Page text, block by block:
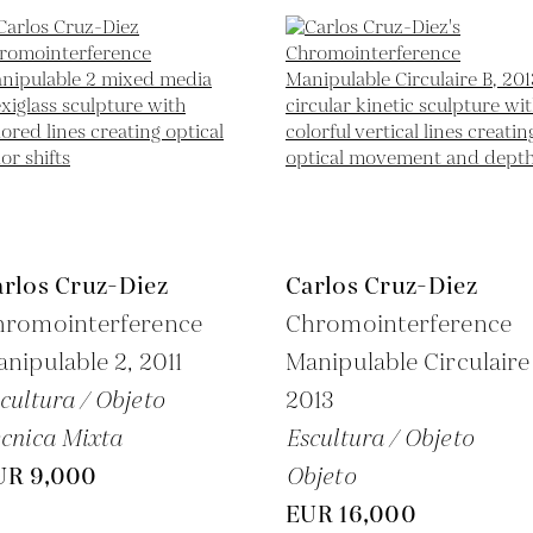
Cruz-Diez
2, 2011
/ Objeto
Mixta
9,000
Carlos Cruz-Diez
Chromointerference
Manipulable Circulaire
2013
Escultura / Objeto
Objeto
EUR 16,000